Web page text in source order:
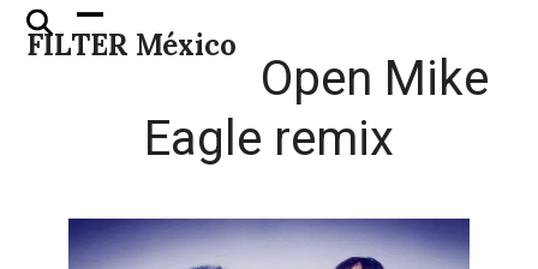
Skip
FILTER México
Open
mobile
Close
mobile
Open Mike
Eagle remix